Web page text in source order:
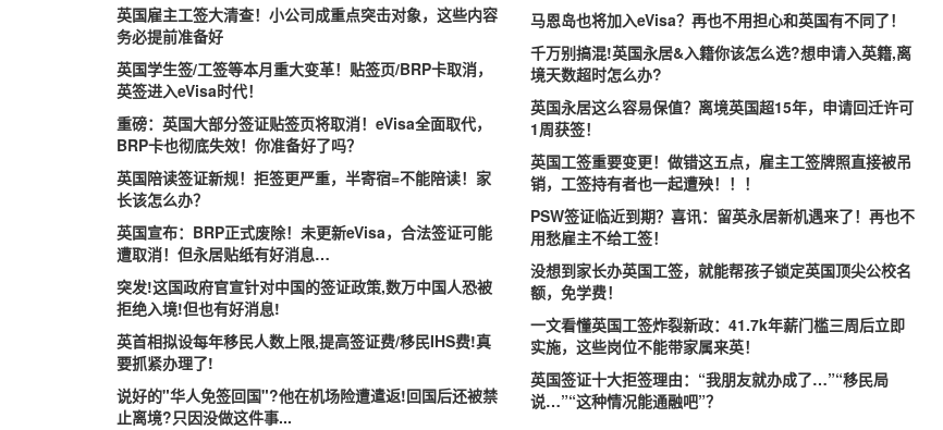
英国雇主工签大清查！小公司成重点突击对象，这些内容
务必提前准备好
英国学生签/工签等本月重大变革！贴签页/BRP卡取消，
英签进入eVisa时代！
重磅：英国大部分签证贴签页将取消！eVisa全面取代，
BRP卡也彻底失效！你准备好了吗？
英国陪读签证新规！拒签更严重，半寄宿=不能陪读！家
长该怎么办？
英国宣布：BRP正式废除！未更新eVisa，合法签证可能
遭取消！但永居贴纸有好消息…
突发!这国政府官宣针对中国的签证政策,数万中国人恐被
拒绝入境!但也有好消息!
英首相拟设每年移民人数上限,提高签证费/移民IHS费!真
要抓紧办理了!
说好的"华人免签回国"?他在机场险遭遣返!回国后还被禁
止离境?只因没做这件事...
马恩岛也将加入eVisa？再也不用担心和英国有不同了！
千万别搞混!英国永居&入籍你该怎么选?想申请入英籍,离
境天数超时怎么办?
英国永居这么容易保值？离境英国超15年，申请回迁许可
1周获签！
英国工签重要变更！做错这五点，雇主工签牌照直接被吊
销，工签持有者也一起遭殃！！！
PSW签证临近到期？喜讯：留英永居新机遇来了！再也不
用愁雇主不给工签！
没想到家长办英国工签，就能帮孩子锁定英国顶尖公校名
额，免学费！
一文看懂英国工签炸裂新政：41.7k年薪门槛三周后立即
实施，这些岗位不能带家属来英！
英国签证十大拒签理由：“我朋友就办成了…”“移民局
说…”“这种情况能通融吧”？